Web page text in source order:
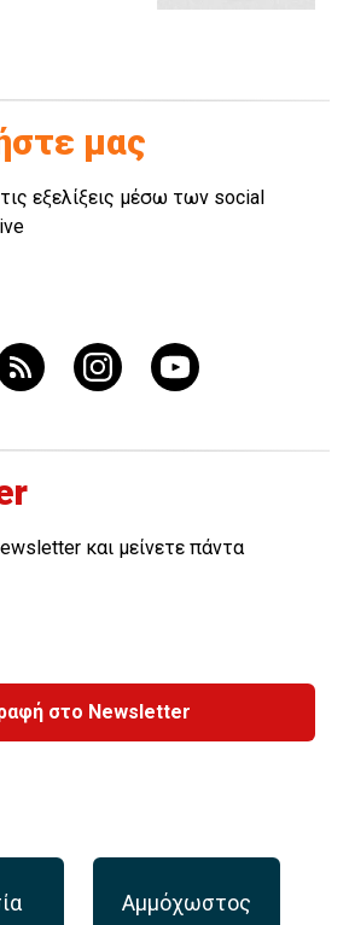
μας
εξελίξεις μέσω των social
και μείνετε πάντα
στο Newsletter
Αμμόχωστος